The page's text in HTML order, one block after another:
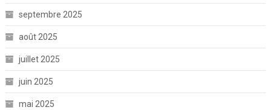
septembre 2025
août 2025
juillet 2025
juin 2025
mai 2025